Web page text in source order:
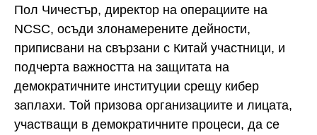
Пол Чичестър, директор на операциите на
NCSC, осъди злонамерените дейности,
приписвани на свързани с Китай участници, и
подчерта важността на защитата на
демократичните институции срещу кибер
заплахи. Той призова организациите и лицата,
участващи в демократичните процеси, да се